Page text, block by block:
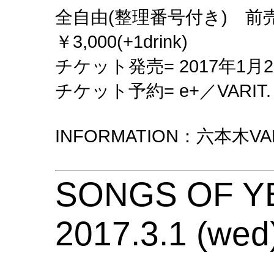
全自由(整理番号付き) 前
￥3,000(+1drink)
チケット発売= 2017年1月
チケット予約= e+／VARIT.
INFORMATION：六本木
SONGS OF
2017.3.1